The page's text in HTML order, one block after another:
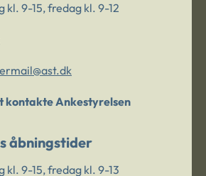
kl. 9-15, fredag kl. 9-12
kontakte Ankestyrelsen
åbningstider
kl. 9-15, fredag kl. 9-13